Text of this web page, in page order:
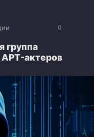
0
группа
актеров